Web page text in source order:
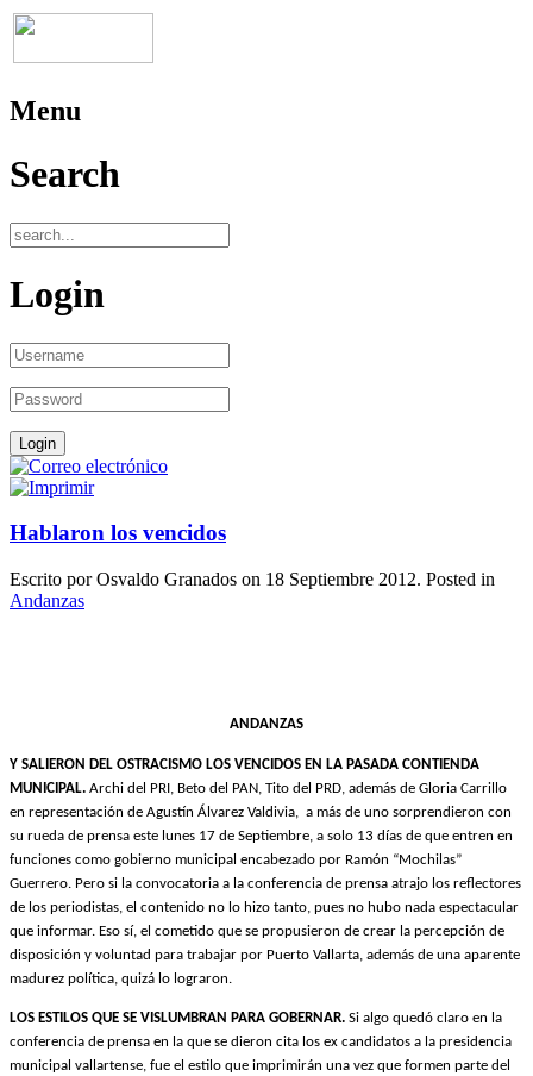
Menu
Search
Login
Hablaron los vencidos
Escrito por Osvaldo Granados on 18 Septiembre 2012. Posted in
Andanzas
ANDANZAS
Y SALIERON DEL OSTRACISMO LOS VENCIDOS EN LA PASADA CONTIENDA
MUNICIPAL. Archi del PRI, Beto del PAN, Tito del PRD, además de Gloria Carrillo
en representación de Agustín Álvarez Valdivia, a más de uno sorprendieron con
su rueda de prensa este lunes 17 de Septiembre, a solo 13 días de que entren en
funciones como gobierno municipal encabezado por Ramón “Mochilas”
Guerrero. Pero si la convocatoria a la conferencia de prensa atrajo los reflectores
de los periodistas, el contenido no lo hizo tanto, pues no hubo nada espectacular
que informar. Eso sí, el cometido que se propusieron de crear la percepción de
disposición y voluntad para trabajar por Puerto Vallarta, además de una aparente
madurez política, quizá lo lograron.
LOS ESTILOS QUE SE VISLUMBRAN PARA GOBERNAR. Si algo quedó claro en la
conferencia de prensa en la que se dieron cita los ex candidatos a la presidencia
municipal vallartense, fue el estilo que imprimirán una vez que formen parte del